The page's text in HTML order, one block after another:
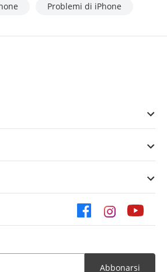
Problemi di iPhone
Abbonarsi